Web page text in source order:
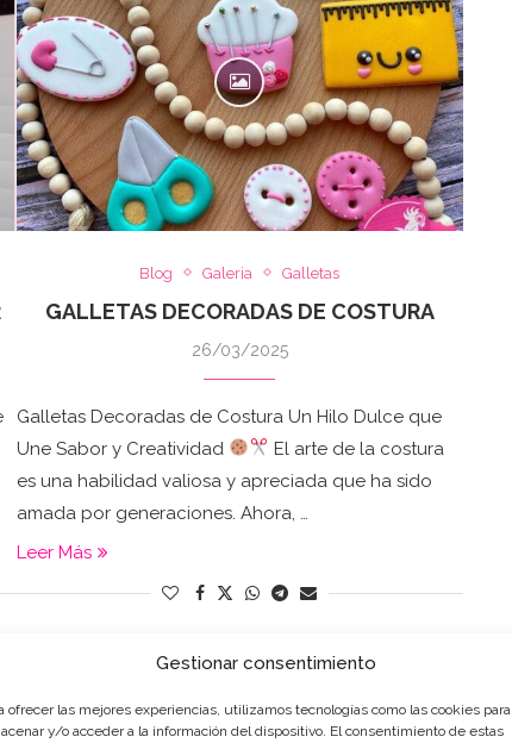
Gestionar consentimiento
ofrecer las mejores experiencias, utilizamos tecnologías como las cookies para
y/o acceder a la información del dispositivo. El consentimiento de estas
Blog Galeria Galletas
GALLETAS DECORADAS DE COSTURA
26/03/2025
Galletas Decoradas de Costura Un Hilo Dulce que
Une Sabor y Creatividad
El arte de la costura
es una habilidad valiosa y apreciada que ha sido
amada por generaciones. Ahora, …
Leer Más